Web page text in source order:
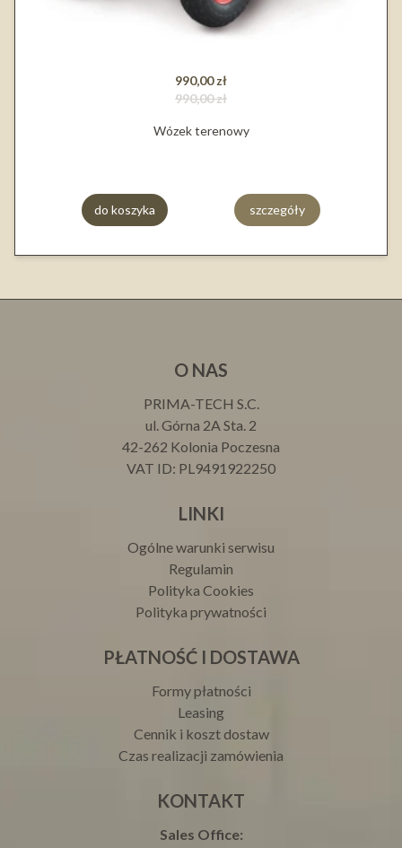
990,00 zł
990,00 zł
Wózek terenowy
do koszyka szczegóły
O NAS
PRIMA-TECH S.C.
ul. Górna 2A Sta. 2
42-262 Kolonia Poczesna
VAT ID: PL9491922250
LINKI
Ogólne warunki serwisu
Regulamin
Polityka Cookies
Polityka prywatności
PŁATNOŚĆ I DOSTAWA
Formy płatności
Leasing
Cennik i koszt dostaw
Czas realizacji zamówienia
KONTAKT
Sales Office: